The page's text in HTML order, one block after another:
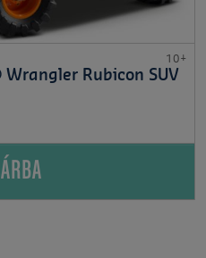
10+
Wrangler Rubicon SUV